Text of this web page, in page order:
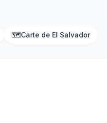
🗺️Carte de El Salvador